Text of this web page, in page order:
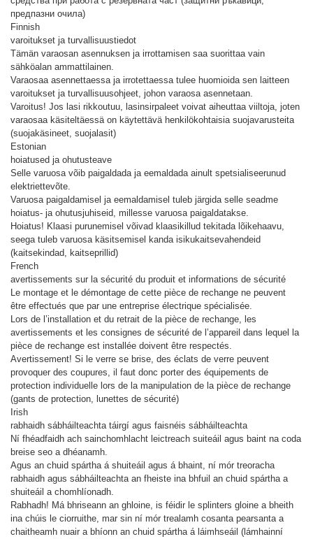
предпазни очила)
Finnish
varoitukset ja turvallisuustiedot
Tämän varaosan asennuksen ja irrottamisen saa suorittaa vain
sähköalan ammattilainen.
Varaosaa asennettaessa ja irrotettaessa tulee huomioida sen laitteen
varoitukset ja turvallisuusohjeet, johon varaosa asennetaan.
Varoitus! Jos lasi rikkoutuu, lasinsirpaleet voivat aiheuttaa viiltoja, joten
varaosaa käsiteltäessä on käytettävä henkilökohtaisia ​​suojavarusteita
(suojakäsineet, suojalasit)
Estonian
hoiatused ja ohutusteave
Selle varuosa võib paigaldada ja eemaldada ainult spetsialiseerunud
elektriettevõte.
Varuosa paigaldamisel ja eemaldamisel tuleb järgida selle seadme
hoiatus- ja ohutusjuhiseid, millesse varuosa paigaldatakse.
Hoiatus! Klaasi purunemisel võivad klaasikillud tekitada lõikehaavu,
seega tuleb varuosa käsitsemisel kanda isikukaitsevahendeid
(kaitsekindad, kaitseprillid)
French
avertissements sur la sécurité du produit et informations de sécurité
Le montage et le démontage de cette pièce de rechange ne peuvent
être effectués que par une entreprise électrique spécialisée.
Lors de l’installation et du retrait de la pièce de rechange, les
avertissements et les consignes de sécurité de l’appareil dans lequel la
pièce de rechange est installée doivent être respectés.
Avertissement! Si le verre se brise, des éclats de verre peuvent
provoquer des coupures, il faut donc porter des équipements de
protection individuelle lors de la manipulation de la pièce de rechange
(gants de protection, lunettes de sécurité)
Irish
rabhaidh sábháilteachta táirgí agus faisnéis sábháilteachta
Ní fhéadfaidh ach sainchomhlacht leictreach suiteáil agus baint na coda
breise seo a dhéanamh.
Agus an chuid spártha á shuiteáil agus á bhaint, ní mór treoracha
rabhaidh agus sábháilteachta an fheiste ina bhfuil an chuid spártha a
shuiteáil a chomhlíonadh.
Rabhadh! Má bhriseann an ghloine, is féidir le splinters gloine a bheith
ina chúis le ciorruithe, mar sin ní mór trealamh cosanta pearsanta a
chaitheamh nuair a bhíonn an chuid spártha á láimhseáil (lámhainní